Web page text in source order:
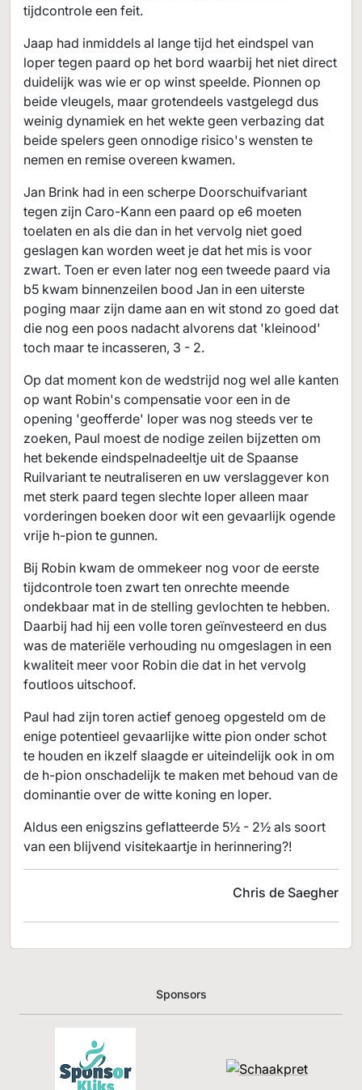
tijdcontrole een feit.
Jaap had inmiddels al lange tijd het eindspel van
loper tegen paard op het bord waarbij het niet direct
duidelijk was wie er op winst speelde. Pionnen op
beide vleugels, maar grotendeels vastgelegd dus
weinig dynamiek en het wekte geen verbazing dat
beide spelers geen onnodige risico's wensten te
nemen en remise overeen kwamen.
Jan Brink had in een scherpe Doorschuifvariant
tegen zijn Caro-Kann een paard op e6 moeten
toelaten en als die dan in het vervolg niet goed
geslagen kan worden weet je dat het mis is voor
zwart. Toen er even later nog een tweede paard via
b5 kwam binnenzeilen bood Jan in een uiterste
poging maar zijn dame aan en wit stond zo goed dat
die nog een poos nadacht alvorens dat 'kleinood'
toch maar te incasseren, 3 - 2.
Op dat moment kon de wedstrijd nog wel alle kanten
op want Robin's compensatie voor een in de
opening 'geofferde' loper was nog steeds ver te
zoeken, Paul moest de nodige zeilen bijzetten om
het bekende eindspelnadeeltje uit de Spaanse
Ruilvariant te neutraliseren en uw verslaggever kon
met sterk paard tegen slechte loper alleen maar
vorderingen boeken door wit een gevaarlijk ogende
vrije h-pion te gunnen.
Bij Robin kwam de ommekeer nog voor de eerste
tijdcontrole toen zwart ten onrechte meende
ondekbaar mat in de stelling gevlochten te hebben.
Daarbij had hij een volle toren geïnvesteerd en dus
was de materiële verhouding nu omgeslagen in een
kwaliteit meer voor Robin die dat in het vervolg
foutloos uitschoof.
Paul had zijn toren actief genoeg opgesteld om de
enige potentieel gevaarlijke witte pion onder schot
te houden en ikzelf slaagde er uiteindelijk ook in om
de h-pion onschadelijk te maken met behoud van de
dominantie over de witte koning en loper.
Aldus een enigszins geflatteerde 5½ - 2½ als soort
van een blijvend visitekaartje in herinnering?!
Chris de Saegher
Sponsors